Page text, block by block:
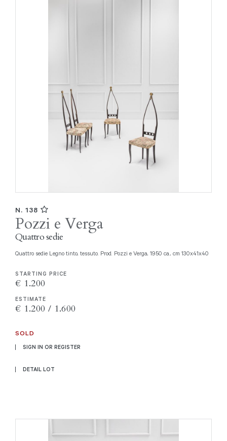
N. 138
Pozzi e Verga
Quattro sedie
Quattro sedie Legno tinto, tessuto. Prod. Pozzi e Verga, 1950 ca., cm 130x41x40
STARTING PRICE
€ 1.200
ESTIMATE
€ 1.200 / 1.600
SOLD
SIGN IN OR REGISTER
DETAIL LOT